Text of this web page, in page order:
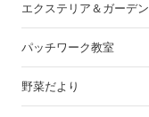
エクステリア＆ガーデン
パッチワーク教室
野菜だより